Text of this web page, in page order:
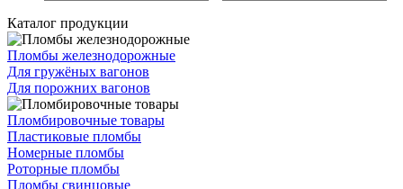
Каталог продукции
Пломбы железнодорожные
Для гружёных вагонов
Для порожних вагонов
Пломбировочные товары
Пластиковые пломбы
Номерные пломбы
Роторные пломбы
Пломбы свинцовые